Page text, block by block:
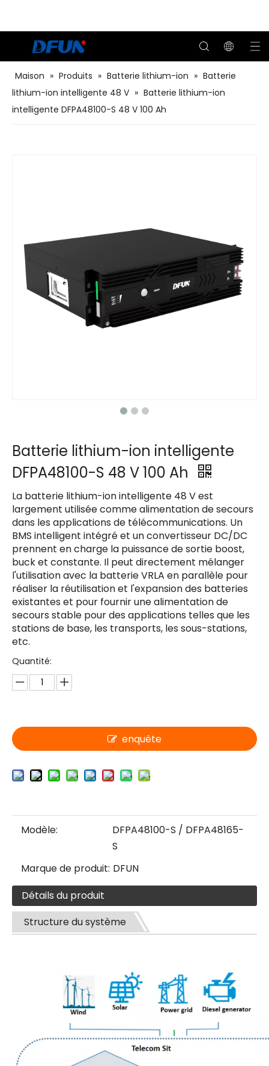
Maison » Produits » Batterie lithium-ion » Batterie
lithium-ion intelligente 48 V » Batterie lithium-ion
intelligente DFPA48100-S 48 V 100 Ah
Batterie lithium-ion intelligente
DFPA48100-S 48 V 100 Ah
La batterie lithium-ion intelligente 48 V est
largement utilisée comme alimentation de secours
dans les applications de télécommunications. Un
BMS intelligent intégré et un convertisseur DC/DC
prennent en charge la puissance de sortie boost,
buck et constante. Il peut directement mélanger
l'utilisation avec la batterie VRLA en parallèle pour
réaliser la réutilisation et l'expansion des batteries
existantes et pour fournir une alimentation de
secours stable pour des applications telles que les
stations de base, les transports, les sous-stations,
etc.
Quantité:
enquête
Modèle:
DFPA48100-S / DFPA48165-
S
Marque de produit: DFUN
Détails du produit
Structure du système